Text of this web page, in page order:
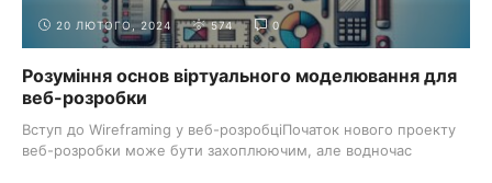
20 ЛЮТОГО, 2024 574 0
Розуміння основ віртуального моделювання для
веб-розробки
Вступ до Wireframing у веб-розробціПочаток нового проекту
веб-розробки може бути захоплюючим, але водночас